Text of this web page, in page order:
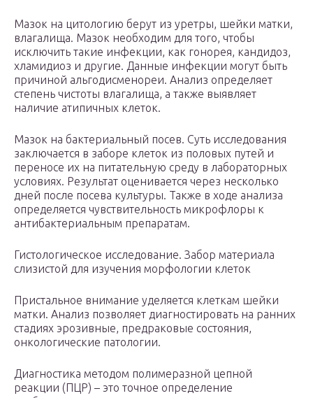
Мазок на цитологию берут из уретры, шейки матки,
влагалища. Мазок необходим для того, чтобы
исключить такие инфекции, как гонорея, кандидоз,
хламидиоз и другие. Данные инфекции могут быть
причиной альгодисменореи. Анализ определяет
степень чистоты влагалища, а также выявляет
наличие атипичных клеток.
Мазок на бактериальный посев. Суть исследования
заключается в заборе клеток из половых путей и
переносе их на питательную среду в лабораторных
условиях. Результат оценивается через несколько
дней после посева культуры. Также в ходе анализа
определяется чувствительность микрофлоры к
антибактериальным препаратам.
Гистологическое исследование. Забор материала
слизистой для изучения морфологии клеток
Пристальное внимание уделяется клеткам шейки
матки. Анализ позволяет диагностировать на ранних
стадиях эрозивные, предраковые состояния,
онкологические патологии.
Диагностика методом полимеразной цепной
реакции (ПЦР) – это точное определение